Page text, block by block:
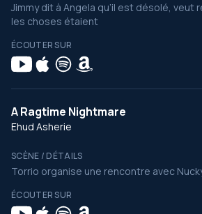
Jimmy dit à Angela qu’il est désolé, veut
les choses étaient
ÉCOUTER SUR
A Ragtime Nightmare
Ehud Asherie
SCÈNE / DÉTAILS
Torrio organise une rencontre avec
ÉCOUTER SUR